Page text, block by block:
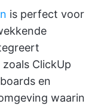
is perfect voor
zoals ClickUp
en
waarin